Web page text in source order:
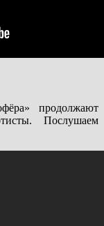
продолжают
Послушаем